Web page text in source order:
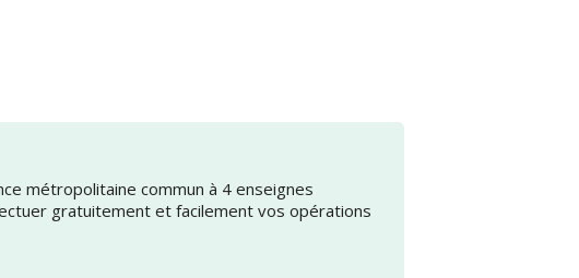
métropolitaine commun à 4 enseignes
gratuitement et facilement vos opérations